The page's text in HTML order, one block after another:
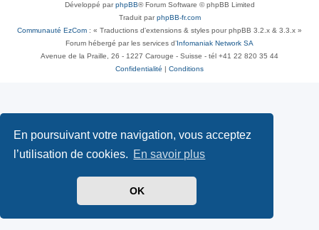
En poursuivant votre navigation, vous acceptez
l’utilisation de cookies. En savoir plus
OK
Développé parphpBB® Forum Software © phpBB Limited
Traduit parphpBB-fr.com
Communauté EzCom : « Traductions d'extensions & styles pour phpBB 3.2.x & 3.3.x »
Forum hébergé par les services d’ Infomaniak Network SA
Avenue de la Praille, 26 - 1227 Carouge - Suisse - tél +41 22 820 35 44
Confidentialité
Conditions